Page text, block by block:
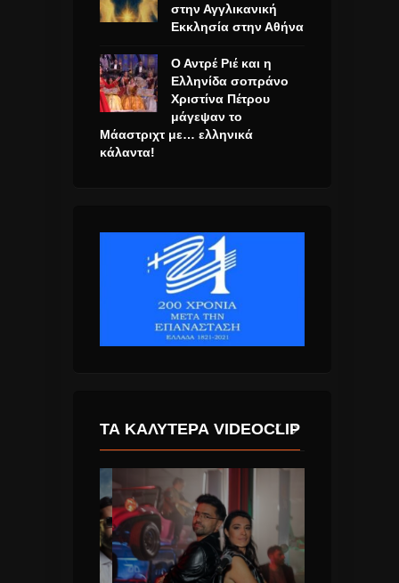
στην Αγγλικανική
Εκκλησία στην Αθήνα
Ο Αντρέ Ριέ και η
Ελληνίδα σοπράνο
Χριστίνα Πέτρου
μάγεψαν το
Μάαστριχτ με… ελληνικά
κάλαντα!
ΤΑ ΚΑΛΎΤΕΡΑ VIDEOCLIP